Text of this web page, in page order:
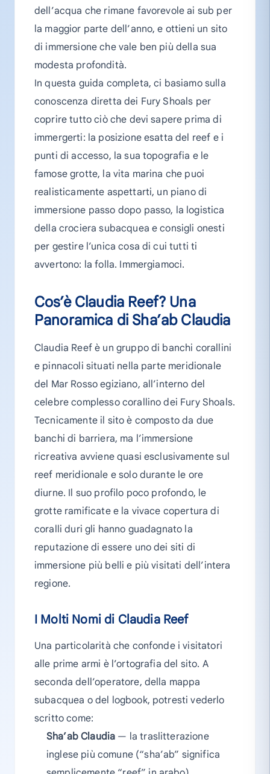
dell’acqua che rimane favorevole ai sub per
la maggior parte dell’anno, e ottieni un sito
di immersione che vale ben più della sua
modesta profondità.
In questa guida completa, ci basiamo sulla
conoscenza diretta dei Fury Shoals per
coprire tutto ciò che devi sapere prima di
immergerti: la posizione esatta del reef e i
punti di accesso, la sua topografia e le
famose grotte, la vita marina che puoi
realisticamente aspettarti, un piano di
immersione passo dopo passo, la logistica
della crociera subacquea e consigli onesti
per gestire l’unica cosa di cui tutti ti
avvertono: la folla. Immergiamoci.
Cos’è Claudia Reef? Una
Panoramica di Sha’ab Claudia
Claudia Reef è un gruppo di banchi corallini
e pinnacoli situati nella parte meridionale
del Mar Rosso egiziano, all’interno del
celebre complesso corallino dei Fury Shoals.
Tecnicamente il sito è composto da due
banchi di barriera, ma l’immersione
ricreativa avviene quasi esclusivamente sul
reef meridionale e solo durante le ore
diurne. Il suo profilo poco profondo, le
grotte ramificate e la vivace copertura di
coralli duri gli hanno guadagnato la
reputazione di essere uno dei siti di
immersione più belli e più visitati dell’intera
regione.
I Molti Nomi di Claudia Reef
Una particolarità che confonde i visitatori
alle prime armi è l’ortografia del sito. A
seconda dell’operatore, della mappa
subacquea o del logbook, potresti vederlo
scritto come:
Sha’ab Claudia — la traslitterazione
inglese più comune (“sha’ab” significa